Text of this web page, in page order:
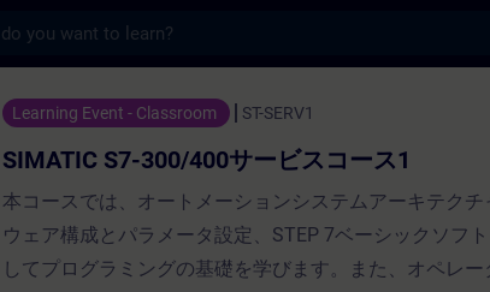
300/400サービスコース1 - Training
Learning Event - Classroom ST-SERV1
SIMATIC S7-300/400サービスコース1
本コースでは、オートメーションシステムアーキテクチ
ウェア構成とパラメータ設定、STEP 7ベーシックソフ
してプログラミングの基礎を学びます。また、オペレー